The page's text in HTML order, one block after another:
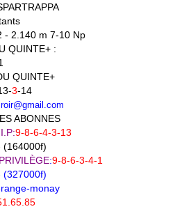
- 2.140 m 7-10 Np
QUINTE+ :
QUINTE+
3-14
ABONNES
9-8-6-4-3-13
(164000f)
:9-8-6-3-4-1
(327000f)
monay